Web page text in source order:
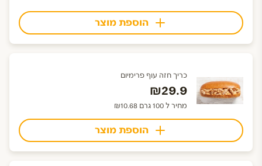
הוספת מוצר
כריך חזה עוף פרימיום
₪29.9
מחיר ל 100 גרם ₪10.68
הוספת מוצר